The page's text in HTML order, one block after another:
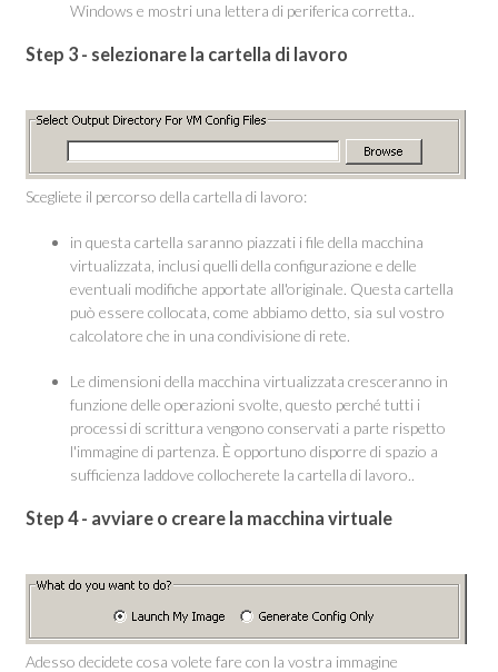
Windows e mostri una lettera di periferica corretta..
Step 3 - selezionare la cartella di lavoro
Scegliete il percorso della cartella di lavoro:
in questa cartella saranno piazzati i file della macchina
virtualizzata, inclusi quelli della configurazione e delle
eventuali modifiche apportate all'originale. Questa cartella
può essere collocata, come abbiamo detto, sia sul vostro
calcolatore che in una condivisione di rete.
Le dimensioni della macchina virtualizzata cresceranno in
funzione delle operazioni svolte, questo perché tutti i
processi di scrittura vengono conservati a parte rispetto
l'immagine di partenza. È opportuno disporre di spazio a
sufficienza laddove collocherete la cartella di lavoro..
Step 4 - avviare o creare la macchina virtuale
Adesso decidete cosa volete fare con la vostra immagine